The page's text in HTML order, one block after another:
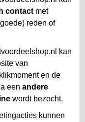
contact met
reden of
kan
van
en de
een andere
wordt bezocht.
kunnen